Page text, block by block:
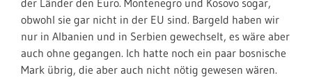
der Länder den Euro. Montenegro und Kosovo sogar,
obwohl sie gar nicht in der EU sind. Bargeld haben wir
nur in Albanien und in Serbien gewechselt, es wäre aber
auch ohne gegangen. Ich hatte noch ein paar bosnische
Mark übrig, die aber auch nicht nötig gewesen wären.